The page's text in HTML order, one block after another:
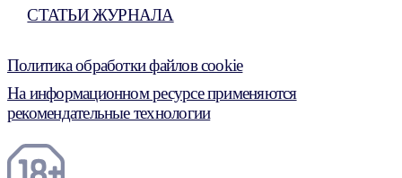
СТАТЬИ ЖУРНАЛА
Политика обработки файлов cookie
На информационном ресурсе применяются
рекомендательные технологии